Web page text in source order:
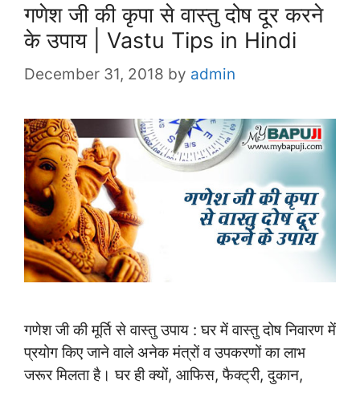
गणेश जी की कृपा से वास्तु दोष दूर करने
के उपाय | Vastu Tips in Hindi
December 31, 2018 by admin
गणेश जी की मूर्ति से वास्तु उपाय : घर में वास्तु दोष निवारण में
प्रयोग किए जाने वाले अनेक मंत्रों व उपकरणों का लाभ
जरूर मिलता है। घर ही क्यों, आफिस, फैक्ट्री, दुकान,